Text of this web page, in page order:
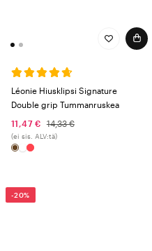
Léonie Hiusklipsi Signature
Double grip Tummanruskea
11,47 €
14,33 €
(ei sis. ALV:tä)
-20%